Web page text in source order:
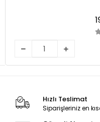
Hızlı Teslimat
Siparişleriniz en